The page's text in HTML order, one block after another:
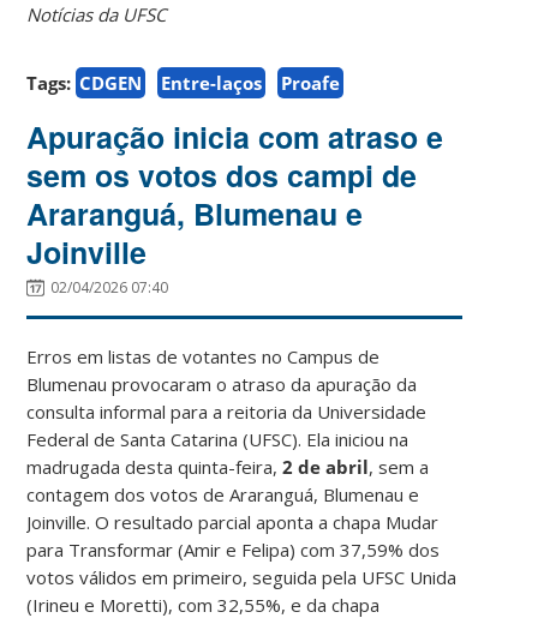
Notícias da UFSC
Tags: CDGEN Entre-laços Proafe
Apuração inicia com atraso e
sem os votos dos campi de
Araranguá, Blumenau e
Joinville
02/04/2026 07:40
Erros em listas de votantes no Campus de
Blumenau provocaram o atraso da apuração da
consulta informal para a reitoria da Universidade
Federal de Santa Catarina (UFSC). Ela iniciou na
madrugada desta quinta-feira,2 de abril, sem a
contagem dos votos de Araranguá, Blumenau e
Joinville. O resultado parcial aponta a chapa Mudar
para Transformar (Amir e Felipa) com 37,59% dos
votos válidos em primeiro, seguida pela UFSC Unida
(Irineu e Moretti), com 32,55%, e da chapa